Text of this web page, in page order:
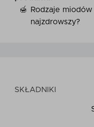
Rodzaje
najzdrowszy?
SKŁADNIKI